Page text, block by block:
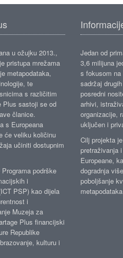
u ožujku 2013.,
pristupa mrežama
metapodataka,
te
s različitim
Plus sastoji se od
članice.
s Europeana
će veliku količinu
učiniti dostupnim
podrške
i
PSP) kao dijela
i
Muzeja za
Plus financijski
Republike
kulturu i
Jedan od
3,6 milijuna
s fokusom
sadržaj
posredni
arhivi,
organizacije,
uključen i
Cilj projekta
pretraživanja
Europeane,
dogradnja
poboljšanje